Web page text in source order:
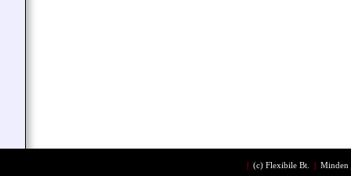
(c) Flexibile Bt. Minden